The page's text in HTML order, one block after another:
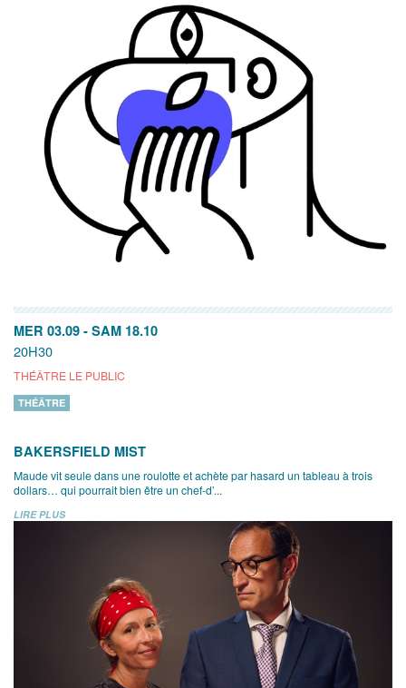
MER 03.09 - SAM 18.10
20H30
THÉÂTRE LE PUBLIC
THÉÂTRE
BAKERSFIELD MIST
Maude vit seule dans une roulotte et achète par hasard un tableau à trois
dollars… qui pourrait bien être un chef-d’...
LIRE PLUS